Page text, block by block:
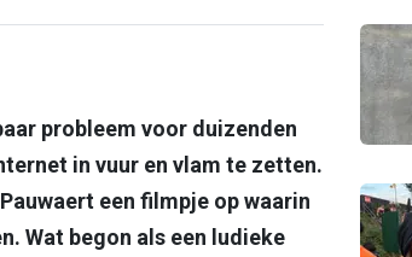
probleem voor duizenden
in vuur en vlam te zetten.
een filmpje op waarin
Wat begon als een ludieke